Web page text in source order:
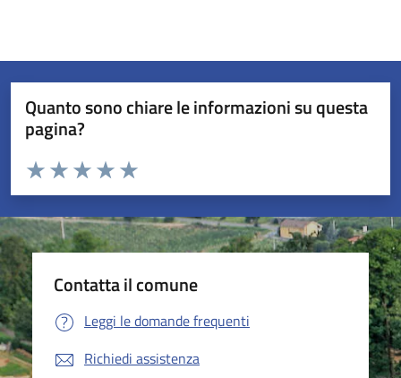
Quanto sono chiare le informazioni su questa
pagina?
Valuta da 1 a 5 stelle la pagina
Valuta 5 stelle su 5
Valuta 4 stelle su 5
Valuta 3 stelle su 5
Valuta 2 stelle su 5
Valuta 1 stelle su 5
Contatta il comune
Leggi le domande frequenti
Richiedi assistenza